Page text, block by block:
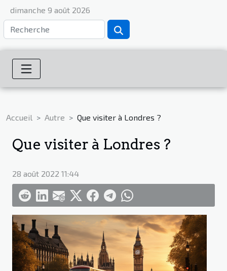
dimanche 9 août 2026
Accueil Autre Que visiter à Londres ?
Que visiter à Londres ?
28 août 2022 11:44